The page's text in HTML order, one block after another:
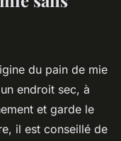
du pain de mie
endroit sec, à
et garde le
il est conseillé de